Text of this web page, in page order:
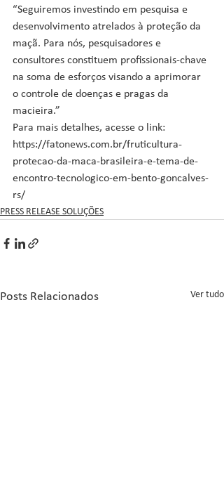
“Seguiremos investindo em pesquisa e
desenvolvimento atrelados à proteção da
maçã. Para nós, pesquisadores e
consultores constituem profissionais-chave
na soma de esforços visando a aprimorar
o controle de doenças e pragas da
macieira.”
Para mais detalhes, acesse o link:
https://fatonews.com.br/fruticultura-
protecao-da-maca-brasileira-e-tema-de-
encontro-tecnologico-em-bento-goncalves-
rs/
PRESS RELEASE SOLUÇÕES
Posts Relacionados Ver tudo